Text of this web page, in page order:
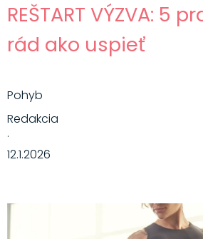
REŠTART VÝZVA: 5
rád ako uspieť
Pohyb
Redakcia
·
12.1.2026